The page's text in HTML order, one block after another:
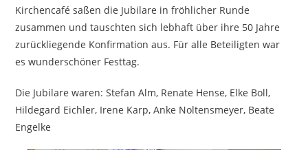
Kirchencafé saßen die Jubilare in fröhlicher Runde
zusammen und tauschten sich lebhaft über ihre 50 Jahre
zurückliegende Konfirmation aus. Für alle Beteiligten war
es wunderschöner Festtag.
Die Jubilare waren: Stefan Alm, Renate Hense, Elke Boll,
Hildegard Eichler, Irene Karp, Anke Noltensmeyer, Beate
Engelke